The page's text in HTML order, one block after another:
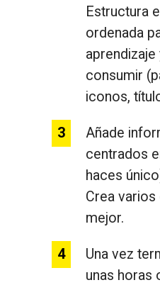
Estructura
ordenada
consumir
iconos,
Añade
centrados
haces
Crea varios
mejor.
Una vez
unas horas